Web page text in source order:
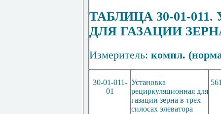
ТАБЛИЦА 30-01-
ДЛЯ ГАЗАЦИИ
Измеритель: компл.
30-01-011-
01
Установка
рециркуляционная для
газации зерна в трех
силосах элеватора